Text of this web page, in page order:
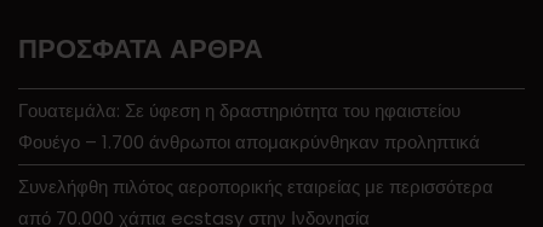
ΠΡΌΣΦΑΤΑ ΆΡΘΡΑ
Γουατεμάλα: Σε ύφεση η δραστηριότητα του ηφαιστείου
Φουέγο – 1.700 άνθρωποι απομακρύνθηκαν προληπτικά
Συνελήφθη πιλότος αεροπορικής εταιρείας με περισσότερα
από 70.000 χάπια ecstasy στην Ινδονησία